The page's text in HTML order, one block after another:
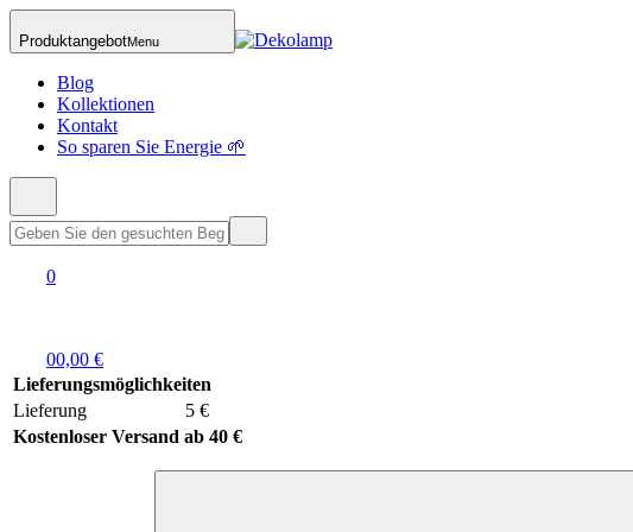
ProduktangebotMenu
Blog
Kollektionen
Kontakt
So sparen Sie Energie 🌱
0
00,00 €
Lieferungsmöglichkeiten
Lieferung
5 €
Kostenloser Versand ab 40 €